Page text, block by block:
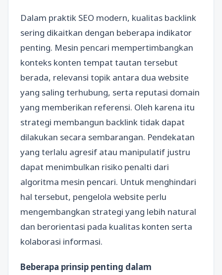
Dalam praktik SEO modern, kualitas backlink
sering dikaitkan dengan beberapa indikator
penting. Mesin pencari mempertimbangkan
konteks konten tempat tautan tersebut
berada, relevansi topik antara dua website
yang saling terhubung, serta reputasi domain
yang memberikan referensi. Oleh karena itu
strategi membangun backlink tidak dapat
dilakukan secara sembarangan. Pendekatan
yang terlalu agresif atau manipulatif justru
dapat menimbulkan risiko penalti dari
algoritma mesin pencari. Untuk menghindari
hal tersebut, pengelola website perlu
mengembangkan strategi yang lebih natural
dan berorientasi pada kualitas konten serta
kolaborasi informasi.
Beberapa prinsip penting dalam